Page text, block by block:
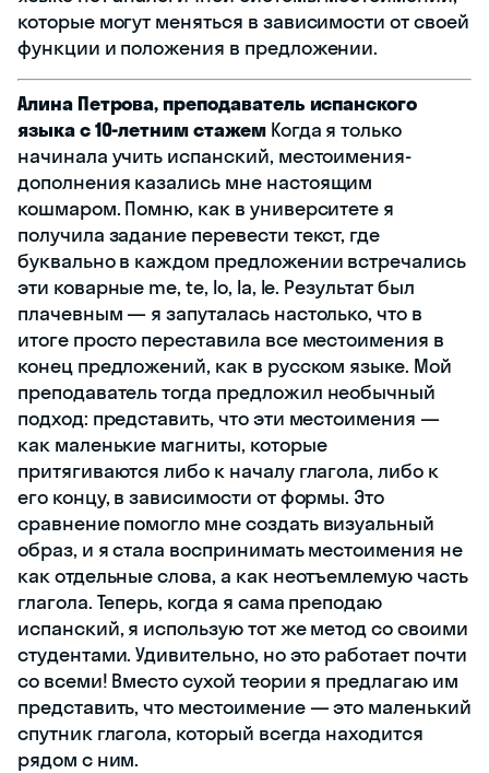
которые могут меняться в зависимости от своей
функции и положения в предложении.
Алина Петрова, преподаватель испанского
языка с 10-летним стажемКогда я только
начинала учить испанский, местоимения-
дополнения казались мне настоящим
кошмаром. Помню, как в университете я
получила задание перевести текст, где
буквально в каждом предложении встречались
эти коварные me, te, lo, la, le. Результат был
плачевным — я запуталась настолько, что в
итоге просто переставила все местоимения в
конец предложений, как в русском языке. Мой
преподаватель тогда предложил необычный
подход: представить, что эти местоимения —
как маленькие магниты, которые
притягиваются либо к началу глагола, либо к
его концу, в зависимости от формы. Это
сравнение помогло мне создать визуальный
образ, и я стала воспринимать местоимения не
как отдельные слова, а как неотъемлемую часть
глагола. Теперь, когда я сама преподаю
испанский, я использую тот же метод со своими
студентами. Удивительно, но это работает почти
со всеми! Вместо сухой теории я предлагаю им
представить, что местоимение — это маленький
спутник глагола, который всегда находится
рядом с ним.